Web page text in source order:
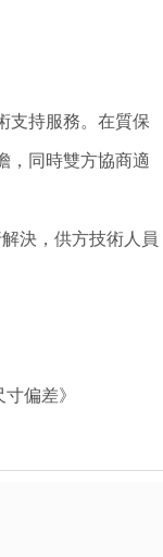
支持服務。在質保
，同時雙方協商適
決，供方技術人員
偏差》